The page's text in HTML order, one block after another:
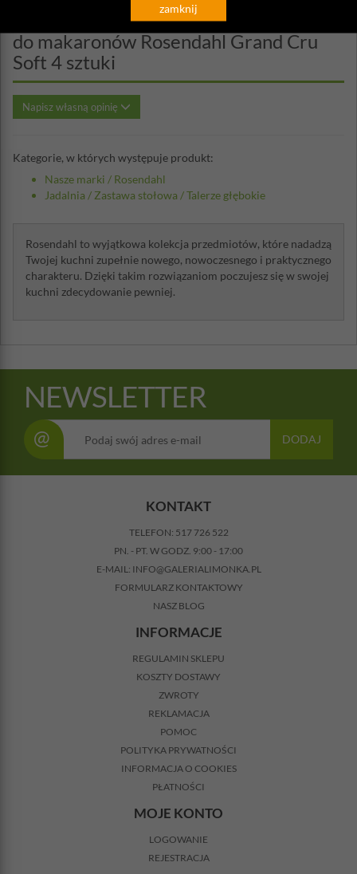
zamknij
Opinie o Porcelanowe talerze głębokie
do makaronów Rosendahl Grand Cru
Soft 4 sztuki
Napisz własną opinię
Kategorie, w których występuje produkt:
Nasze marki / Rosendahl
Jadalnia / Zastawa stołowa /Talerze głębokie
Rosendahl to wyjątkowa kolekcja przedmiotów, które nadadzą
Twojej kuchni zupełnie nowego, nowoczesnego i praktycznego
charakteru. Dzięki takim rozwiązaniom poczujesz się w swojej
kuchni zdecydowanie pewniej.
NEWSLETTER
@ DODAJ
KONTAKT
TELEFON: 517 726 522
PN. - PT. W GODZ. 9:00 - 17:00
E-MAIL: INFO@GALERIALIMONKA.PL
FORMULARZ KONTAKTOWY
NASZ BLOG
INFORMACJE
REGULAMIN SKLEPU
KOSZTY DOSTAWY
ZWROTY
REKLAMACJA
POMOC
POLITYKA PRYWATNOŚCI
INFORMACJA O COOKIES
PŁATNOŚCI
MOJE KONTO
LOGOWANIE
REJESTRACJA